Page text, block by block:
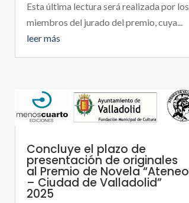
Esta última lectura será realizada por los
miembros del jurado del premio, cuya...
leer más
Concluye el plazo de
presentación de originales
al Premio de Novela “Ateneo
– Ciudad de Valladolid”
2025